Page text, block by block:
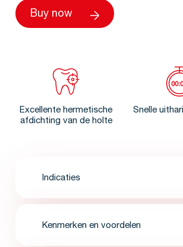
Buy now
Excellente hermetische
afdichting van de holte
Snelle
Indicaties
Kenmerken en voordelen